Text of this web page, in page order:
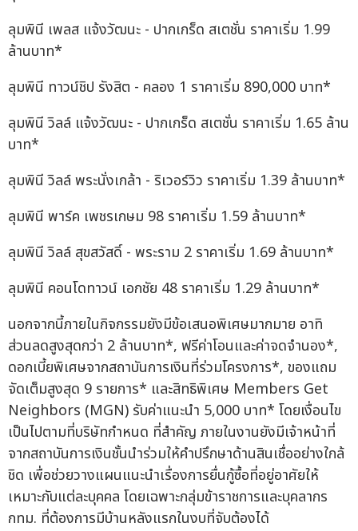
ลุมพินี เพลส แจ้งวัฒนะ - ปากเกร็ด สเตชั่น ราคาเริ่ม 1.99
ล้านบาท*
ลุมพินี ทาวน์ชิป รังสิต - คลอง 1 ราคาเริ่ม 890,000 บาท*
ลุมพินี วิลล์ แจ้งวัฒนะ - ปากเกร็ด สเตชั่น ราคาเริ่ม 1.65 ล้าน
บาท*
ลุมพินี วิลล์ พระนั่งเกล้า - ริเวอร์วิว ราคาเริ่ม 1.39 ล้านบาท*
ลุมพินี พาร์ค เพชรเกษม 98 ราคาเริ่ม 1.59 ล้านบาท*
ลุมพินี วิลล์ สุขสวัสดิ์ - พระราม 2 ราคาเริ่ม 1.69 ล้านบาท*
ลุมพินี คอนโดทาวน์ เอกชัย 48 ราคาเริ่ม 1.29 ล้านบาท*
นอกจากนี้ภายในกิจกรรมยังมีข้อเสนอพิเศษมากมาย อาทิ
ส่วนลดสูงสุดกว่า 2 ล้านบาท*, ฟรีค่าโอนและค่าจดจำนอง*,
ดอกเบี้ยพิเศษจากสถาบันการเงินที่ร่วมโครงการ*, ของแถม
จัดเต็มสูงสุด 9 รายการ* และสิทธิพิเศษ Members Get
Neighbors (MGN) รับค่าแนะนำ 5,000 บาท* โดยเงื่อนไข
เป็นไปตามที่บริษัทกำหนด ที่สำคัญ ภายในงานยังมีเจ้าหน้าที่
จากสถาบันการเงินชั้นนำร่วมให้คำปรึกษาด้านสินเชื่ออย่างใกล้
ชิด เพื่อช่วยวางแผนแนะนำเรื่องการยื่นกู้ซื้อที่อยู่อาศัยให้
เหมาะกับแต่ละบุคคล โดยเฉพาะกลุ่มข้าราชการและบุคลากร
กทม. ที่ต้องการมีบ้านหลังแรกในงบที่จับต้องได้